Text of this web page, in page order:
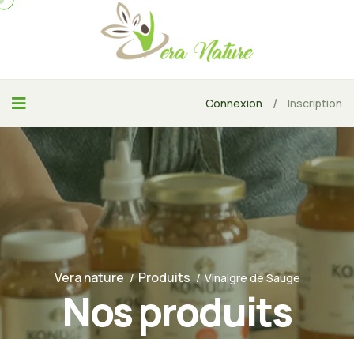
Connexion / Inscription
Vera nature Produits Vinaigre de Sauge
Nos produits